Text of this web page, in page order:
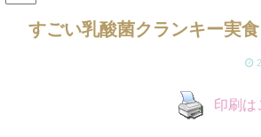
すごい乳酸菌クランキー実
印刷は